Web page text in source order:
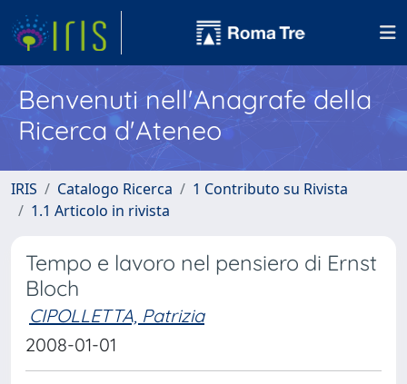
Benvenuti nell'Anagrafe della
Ricerca d'Ateneo
IRIS Catalogo Ricerca
1 Contributo su Rivista
1.1 Articolo in rivista
Tempo e lavoro nel pensiero di Ernst
Bloch
CIPOLLETTA, Patrizia
2008-01-01